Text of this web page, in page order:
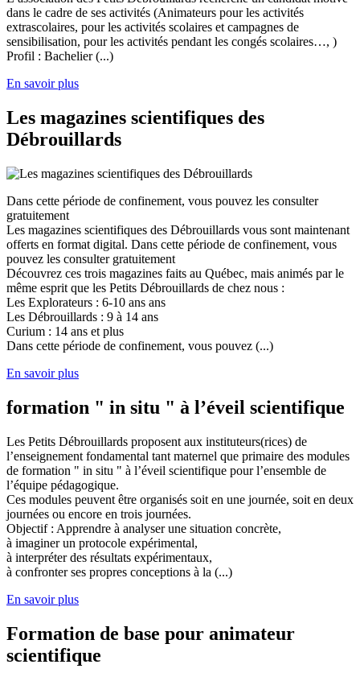
dans le cadre de ses activités (Animateurs pour les activités
extrascolaires, pour les activités scolaires et campagnes de
sensibilisation, pour les activités pendant les congés scolaires…, )
Profil : Bachelier (...)
En savoir plus
Les magazines scientifiques des
Débrouillards
Dans cette période de confinement, vous pouvez les consulter
gratuitement
Les magazines scientifiques des Débrouillards vous sont maintenant
offerts en format digital. Dans cette période de confinement, vous
pouvez les consulter gratuitement
Découvrez ces trois magazines faits au Québec, mais animés par le
même esprit que les Petits Débrouillards de chez nous :
Les Explorateurs : 6-10 ans ans
Les Débrouillards : 9 à 14 ans
Curium : 14 ans et plus
Dans cette période de confinement, vous pouvez (...)
En savoir plus
formation " in situ " à l’éveil scientifique
Les Petits Débrouillards proposent aux instituteurs(rices) de
l’enseignement fondamental tant maternel que primaire des modules
de formation " in situ " à l’éveil scientifique pour l’ensemble de
l’équipe pédagogique.
Ces modules peuvent être organisés soit en une journée, soit en deux
journées ou encore en trois journées.
Objectif : Apprendre à analyser une situation concrète,
à imaginer un protocole expérimental,
à interpréter des résultats expérimentaux,
à confronter ses propres conceptions à la (...)
En savoir plus
Formation de base pour animateur
scientifique